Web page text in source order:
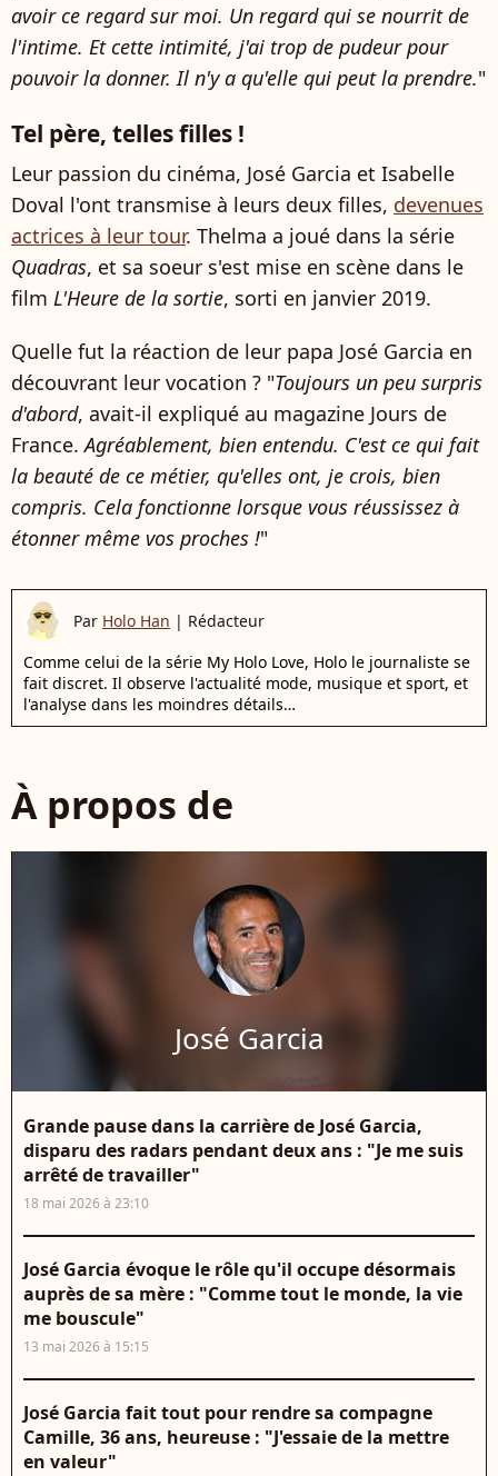
avoir ce regard sur moi. Un regard qui se nourrit de
l'intime. Et cette intimité, j'ai trop de pudeur pour
pouvoir la donner. Il n'y a qu'elle qui peut la prendre."
Tel père, telles filles !
Leur passion du cinéma, José Garcia et Isabelle
Doval l'ont transmise à leurs deux filles, devenues
actrices à leur tour. Thelma a joué dans la série
Quadras, et sa soeur s'est mise en scène dans le
film L'Heure de la sortie, sorti en janvier 2019.
Quelle fut la réaction de leur papa José Garcia en
découvrant leur vocation ? "Toujours un peu surpris
d'abord, avait-il expliqué au magazine Jours de
France.Agréablement, bien entendu. C'est ce qui fait
la beauté de ce métier, qu'elles ont, je crois, bien
compris. Cela fonctionne lorsque vous réussissez à
étonner même vos proches !"
Par Holo Han | Rédacteur
Comme celui de la série My Holo Love, Holo le journaliste se
fait discret. Il observe l'actualité mode, musique et sport, et
l'analyse dans les moindres détails…
À propos de
José Garcia
Grande pause dans la carrière de José Garcia,
disparu des radars pendant deux ans : "Je me suis
arrêté de travailler"
18 mai 2026 à 23:10
José Garcia évoque le rôle qu'il occupe désormais
auprès de sa mère : "Comme tout le monde, la vie
me bouscule"
13 mai 2026 à 15:15
José Garcia fait tout pour rendre sa compagne
Camille, 36 ans, heureuse : "J'essaie de la mettre
en valeur"